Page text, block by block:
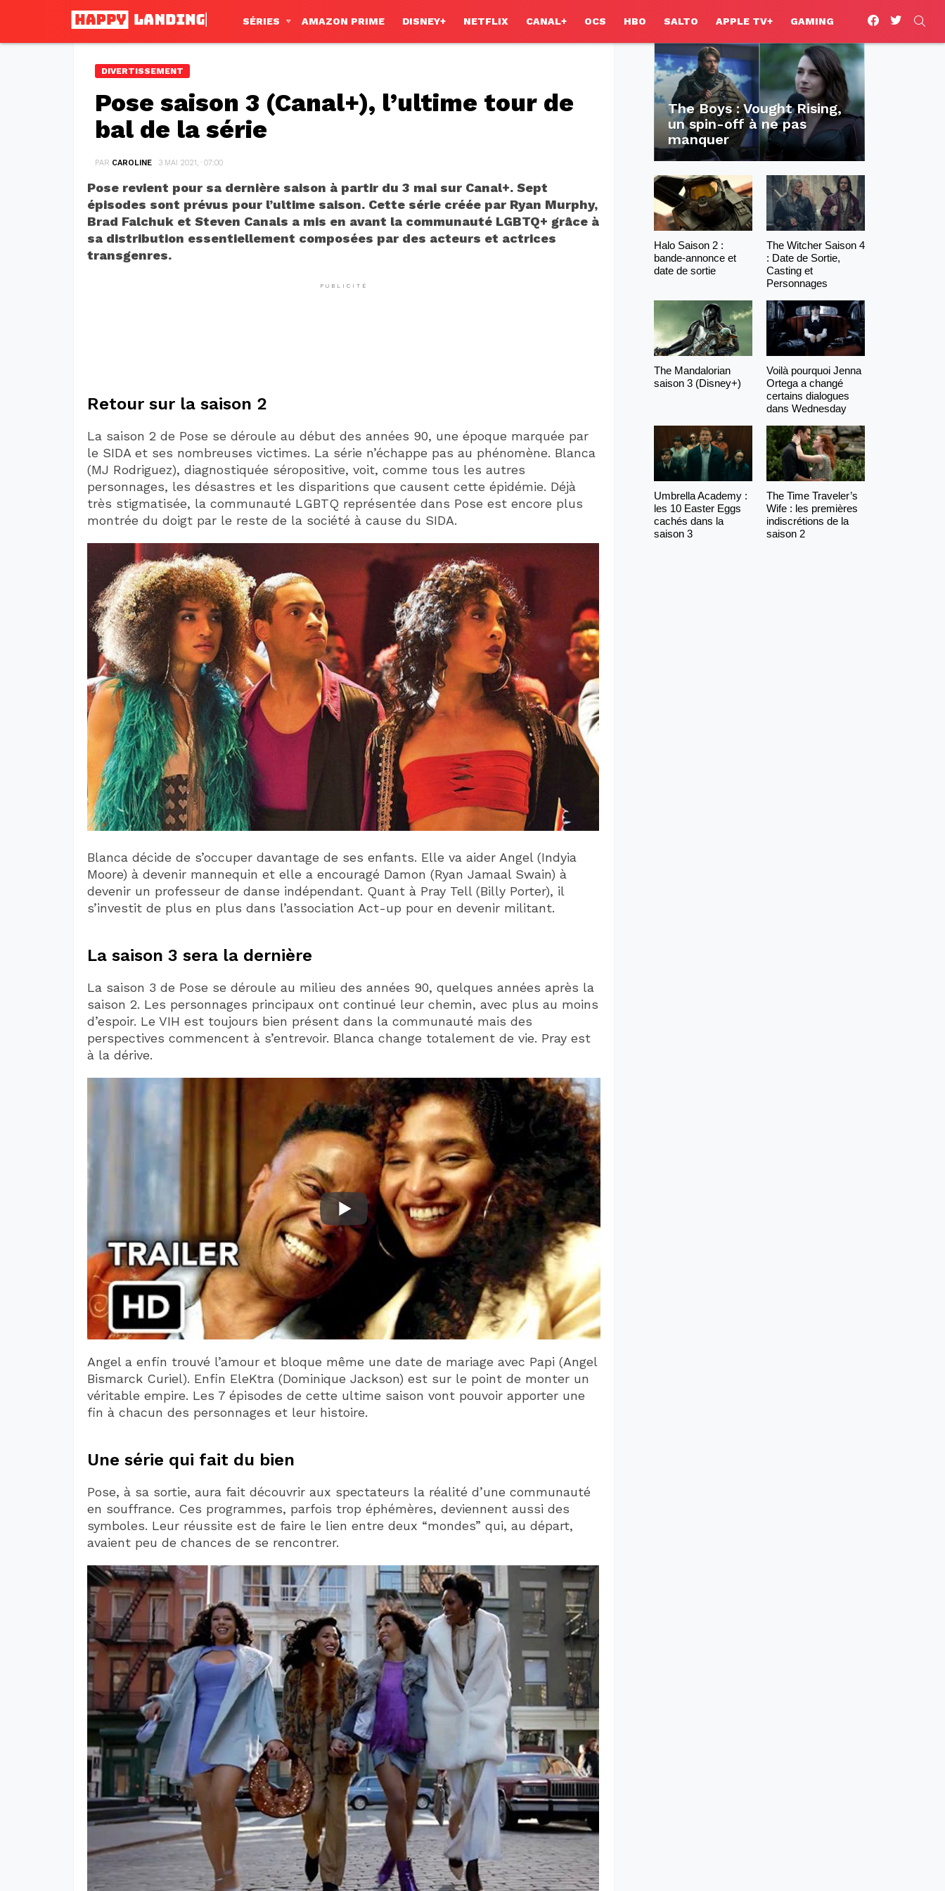
SÉRIES AMAZON PRIME DISNEY+ NETFLIX CANAL+ OCS HBO SALTO APPLE TV+ GAMING
facebooktwitter
DIVERTISSEMENT
Pose saison 3 (Canal+), l’ultime tour de
bal de la série
PAR CAROLINE 3 MAI 2021, · 07:00
Pose revient pour sa dernière saison à partir du 3 mai sur Canal+. Sept
épisodes sont prévus pour l’ultime saison. Cette série créée par Ryan Murphy,
Brad Falchuk et Steven Canals a mis en avant la communauté LGBTQ+ grâce à
sa distribution essentiellement composées par des acteurs et actrices
transgenres.
PUBLICITÉ
Retour sur la saison 2
La saison 2 de Pose se déroule au début des années 90, une époque marquée par
le SIDA et ses nombreuses victimes. La série n’échappe pas au phénomène. Blanca
(MJ Rodriguez), diagnostiquée séropositive, voit, comme tous les autres
personnages, les désastres et les disparitions que causent cette épidémie. Déjà
très stigmatisée, la communauté LGBTQ représentée dans Pose est encore plus
montrée du doigt par le reste de la société à cause du SIDA.
Blanca décide de s’occuper davantage de ses enfants. Elle va aider Angel (Indyia
Moore) à devenir mannequin et elle a encouragé Damon (Ryan Jamaal Swain) à
devenir un professeur de danse indépendant. Quant à Pray Tell (Billy Porter), il
s’investit de plus en plus dans l’association Act-up pour en devenir militant.
La saison 3 sera la dernière
La saison 3 de Pose se déroule au milieu des années 90, quelques années après la
saison 2. Les personnages principaux ont continué leur chemin, avec plus au moins
d’espoir. Le VIH est toujours bien présent dans la communauté mais des
perspectives commencent à s’entrevoir. Blanca change totalement de vie. Pray est
à la dérive.
Angel a enfin trouvé l’amour et bloque même une date de mariage avec Papi (Angel
Bismarck Curiel). Enfin EleKtra (Dominique Jackson) est sur le point de monter un
véritable empire. Les 7 épisodes de cette ultime saison vont pouvoir apporter une
fin à chacun des personnages et leur histoire.
Une série qui fait du bien
Pose, à sa sortie, aura fait découvrir aux spectateurs la réalité d’une communauté
en souffrance. Ces programmes, parfois trop éphémères, deviennent aussi des
symboles. Leur réussite est de faire le lien entre deux “mondes” qui, au départ,
avaient peu de chances de se rencontrer.
The Boys : Vought Rising,
un spin-off à ne pas
manquer
Halo Saison 2 :
bande-annonce et
date de sortie
The Witcher Saison 4
: Date de Sortie,
Casting et
Personnages
The Mandalorian
saison 3 (Disney+)
Voilà pourquoi Jenna
Ortega a changé
certains dialogues
dans Wednesday
Umbrella Academy :
les 10 Easter Eggs
cachés dans la
saison 3
The Time Traveler’s
Wife : les premières
indiscrétions de la
saison 2